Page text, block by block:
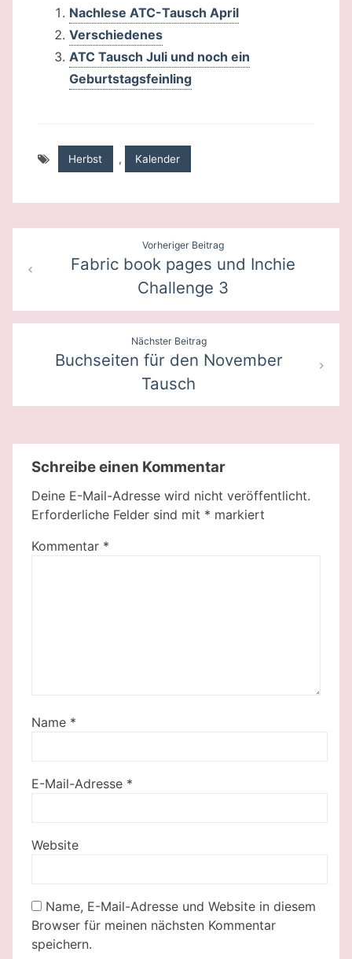
Nachlese ATC-Tausch April
Verschiedenes
ATC Tausch Juli und noch ein
Geburtstagsfeinling
Herbst , Kalender
Beitragsnavigation
Vorheriger Beitrag
Fabric book pages und Inchie
Challenge 3
Nächster Beitrag
Buchseiten für den November
Tausch
Schreibe einen Kommentar
Deine E-Mail-Adresse wird nicht veröffentlicht.
Erforderliche Felder sind mit * markiert
Kommentar *
Name *
E-Mail-Adresse *
Website
Name, E-Mail-Adresse und Website in diesem
Browser für meinen nächsten Kommentar
speichern.